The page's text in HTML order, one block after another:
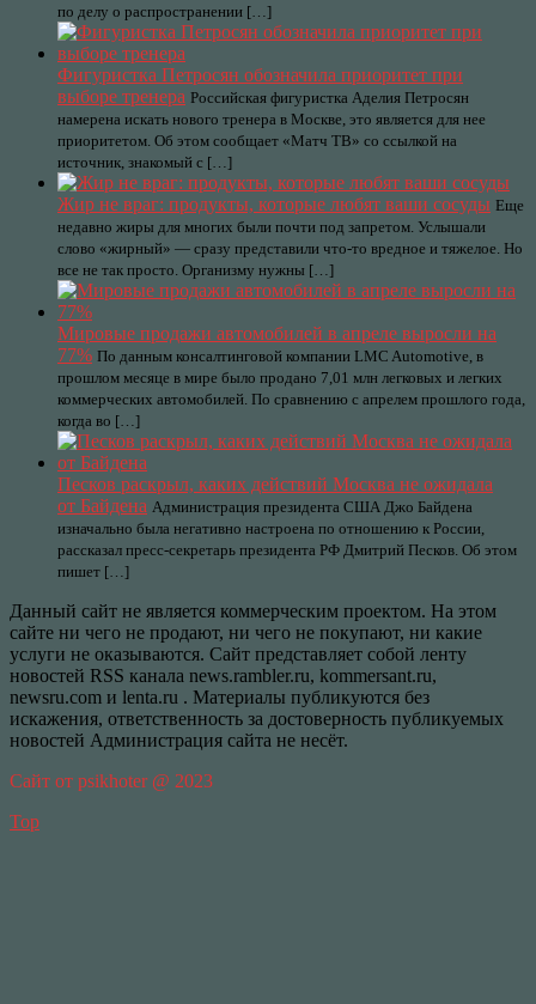
по делу о распространении […]
Фигуристка Петросян обозначила приоритет при
выборе тренера Российская фигуристка Аделия Петросян
намерена искать нового тренера в Москве, это является для нее
приоритетом. Об этом сообщает «Матч ТВ» со ссылкой на
источник, знакомый с […]
Жир не враг: продукты, которые любят ваши сосуды Еще
недавно жиры для многих были почти под запретом. Услышали
слово «жирный» — сразу представили что-то вредное и тяжелое. Но
все не так просто. Организму нужны […]
Мировые продажи автомобилей в апреле выросли на
77% По данным консалтинговой компании LMC Automotive, в
прошлом месяце в мире было продано 7,01 млн легковых и легких
коммерческих автомобилей. По сравнению с апрелем прошлого года,
когда во […]
Песков раскрыл, каких действий Москва не ожидала
от Байдена Администрация президента США Джо Байдена
изначально была негативно настроена по отношению к России,
рассказал пресс-секретарь президента РФ Дмитрий Песков. Об этом
пишет […]
Данный сайт не является коммерческим проектом. На этом
сайте ни чего не продают, ни чего не покупают, ни какие
услуги не оказываются. Сайт представляет собой ленту
новостей RSS канала news.rambler.ru, kommersant.ru,
newsru.com и lenta.ru . Материалы публикуются без
искажения, ответственность за достоверность публикуемых
новостей Администрация сайта не несёт.
Сайт от psikhoter @ 2023
Top